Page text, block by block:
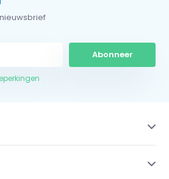
Abonneer